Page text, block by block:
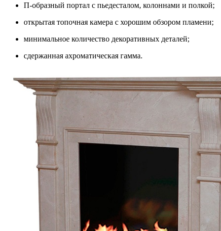
П-образный портал с пьедесталом, колоннами и полкой;
открытая топочная камера с хорошим обзором пламени;
минимальное количество декоративных деталей;
сдержанная ахроматическая гамма.